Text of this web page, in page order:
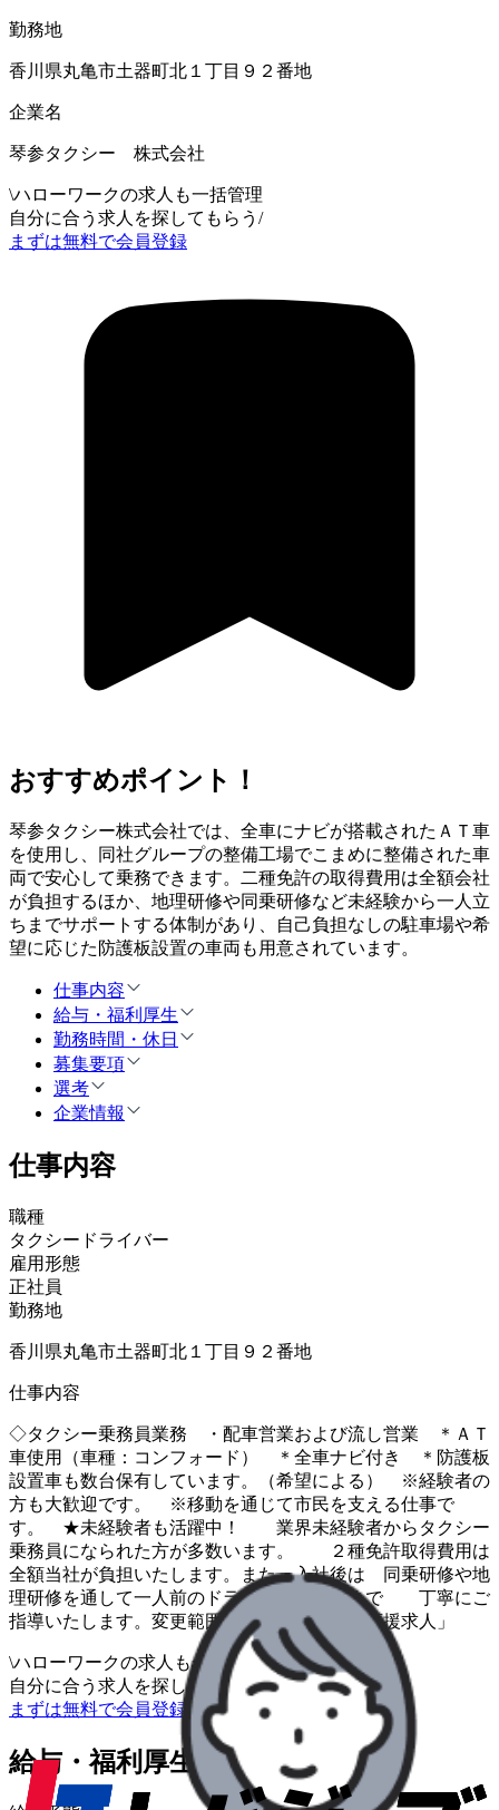
勤務地
香川県丸亀市土器町北１丁目９２番地
企業名
琴参タクシー 株式会社
\ハローワークの求人も一括管理
自分に合う求人を探してもらう /
まずは無料で会員登録
おすすめポイント！
琴参タクシー株式会社では、全車にナビが搭載されたＡＴ車
を使用し、同社グループの整備工場でこまめに整備された車
両で安心して乗務できます。二種免許の取得費用は全額会社
が負担するほか、地理研修や同乗研修など未経験から一人立
ちまでサポートする体制があり、自己負担なしの駐車場や希
望に応じた防護板設置の車両も用意されています。
仕事内容
給与・福利厚生
勤務時間・休日
募集要項
選考
企業情報
仕事内容
職種
タクシードライバー
雇用形態
正社員
勤務地
香川県丸亀市土器町北１丁目９２番地
仕事内容
◇タクシー乗務員業務 ・配車営業および流し営業 ＊ＡＴ
車使用（車種：コンフォード） ＊全車ナビ付き ＊防護板
設置車も数台保有しています。（希望による） ※経験者の
方も大歓迎です。 ※移動を通じて市民を支える仕事で
す。 ★未経験者も活躍中！ 業界未経験者からタクシー
乗務員になられた方が多数います。 ２種免許取得費用は
全額当社が負担いたします。また、入社後は 同乗研修や地
理研修を通して一人前のドライバーとなるまで 丁寧にご
指導いたします。変更範囲：なし 「シニア応援求人」
\ハローワークの求人も一括管理
自分に合う求人を探してもらう/
まずは無料で会員登録
給与・福利厚生